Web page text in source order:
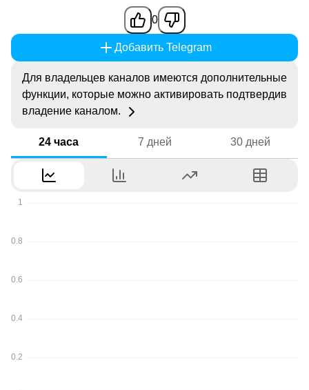
0
Добавить Telegram
Для владельцев каналов имеются дополнительные
функции, которые можно активировать подтвердив
владение каналом.
24 часа 7 дней 30 дней